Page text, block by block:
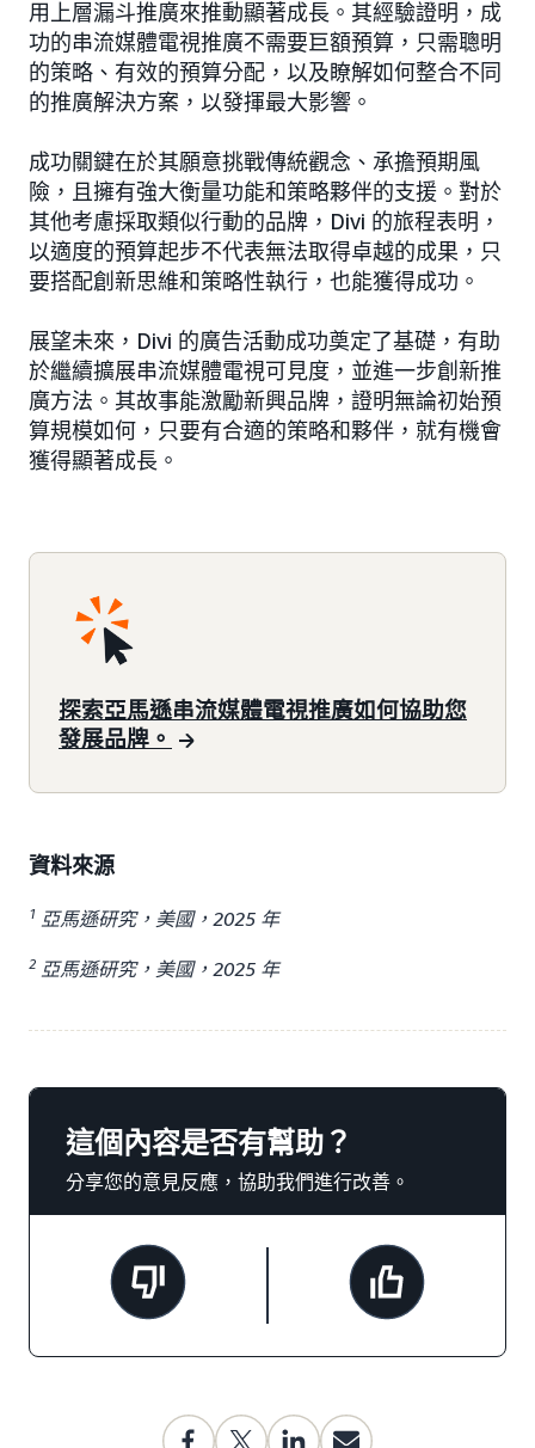
用上層漏斗推廣來推動顯著成長。其經驗證明，成
功的串流媒體電視推廣不需要巨額預算，只需聰明
的策略、有效的預算分配，以及瞭解如何整合不同
的推廣解決方案，以發揮最大影響。
成功關鍵在於其願意挑戰傳統觀念、承擔預期風
險，且擁有強大衡量功能和策略夥伴的支援。對於
其他考慮採取類似行動的品牌，Divi 的旅程表明，
以適度的預算起步不代表無法取得卓越的成果，只
要搭配創新思維和策略性執行，也能獲得成功。
展望未來，Divi 的廣告活動成功奠定了基礎，有助
於繼續擴展串流媒體電視可見度，並進一步創新推
廣方法。其故事能激勵新興品牌，證明無論初始預
算規模如何，只要有合適的策略和夥伴，就有機會
獲得顯著成長。
探索亞馬遜串流媒體電視推廣如何協助您
發展品牌。
資料來源
1 亞馬遜研究，美國，2025 年
2 亞馬遜研究，美國，2025 年
這個內容是否有幫助？
分享您的意見反應，協助我們進行改善。